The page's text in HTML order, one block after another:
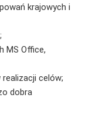
krajowych i
MS Office,
celów;
dobra